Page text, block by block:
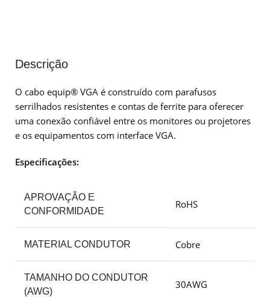
Descrição
O cabo equip® VGA é construído com parafusos
serrilhados resistentes e contas de ferrite para oferecer
uma conexão confiável entre os monitores ou projetores
e os equipamentos com interface VGA.
Especificações:
APROVAÇÃO E
CONFORMIDADE
RoHS
MATERIAL CONDUTOR Cobre
TAMANHO DO CONDUTOR
(AWG)
30AWG